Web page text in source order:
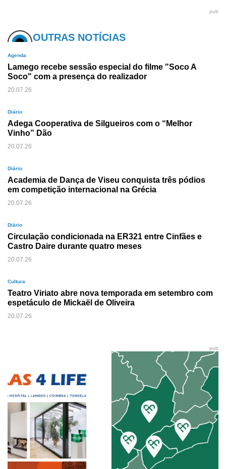
pub
OUTRAS NOTÍCIAS
Agenda
Lamego recebe sessão especial do filme "Soco A
Soco" com a presença do realizador
20.07.26
Diário
Adega Cooperativa de Silgueiros com o “Melhor
Vinho” Dão
20.07.26
Diário
Academia de Dança de Viseu conquista três pódios
em competição internacional na Grécia
20.07.26
Diário
Circulação condicionada na ER321 entre Cinfães e
Castro Daire durante quatro meses
20.07.26
Cultura
Teatro Viriato abre nova temporada em setembro com
espetáculo de Mickaël de Oliveira
20.07.26
pub